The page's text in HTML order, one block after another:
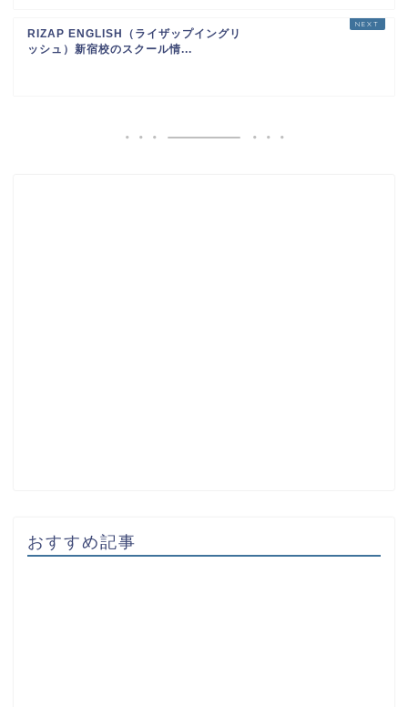
RIZAP ENGLISH（ライザップイングリ
ッシュ）新宿校のスクール情...
おすすめ記事